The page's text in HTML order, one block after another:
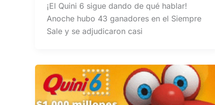
¡El Quini 6 sigue dando de qué hablar!
Anoche hubo 43 ganadores en el Siempre
Sale y se adjudicaron casi